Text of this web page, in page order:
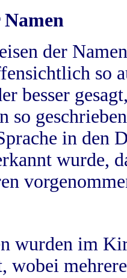
Namen
der
so
besser
so
in
wurde,
wurden im
wobei